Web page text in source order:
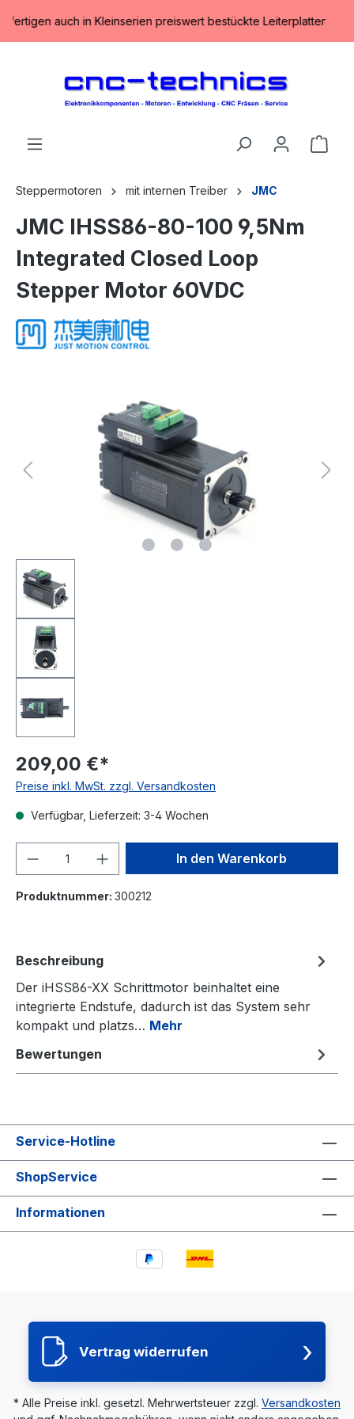
springen
auch in Kleinserien preiswert bestückte Leiterplatten
Steppermotoren mit internen Treiber JMC
JMC IHSS86-80-100 9,5Nm
Integrated Closed Loop
Stepper Motor 60VDC
209,00 €*
Preise inkl. MwSt. zzgl. Versandkosten
Verfügbar, Lieferzeit: 3-4 Wochen
Produkt Anzahl: Gib denIn den Warenkorb
Produktnummer: 300212
Beschreibung
Der iHSS86-XX Schrittmotor beinhaltet eine
integrierte Endstufe, dadurch ist das System sehr
kompakt und platzs… Mehr
Bewertungen
Service-Hotline
ShopService
Informationen
Vertrag widerrufen ›
* Alle Preise inkl. gesetzl. Mehrwertsteuer zzgl. Versandkosten